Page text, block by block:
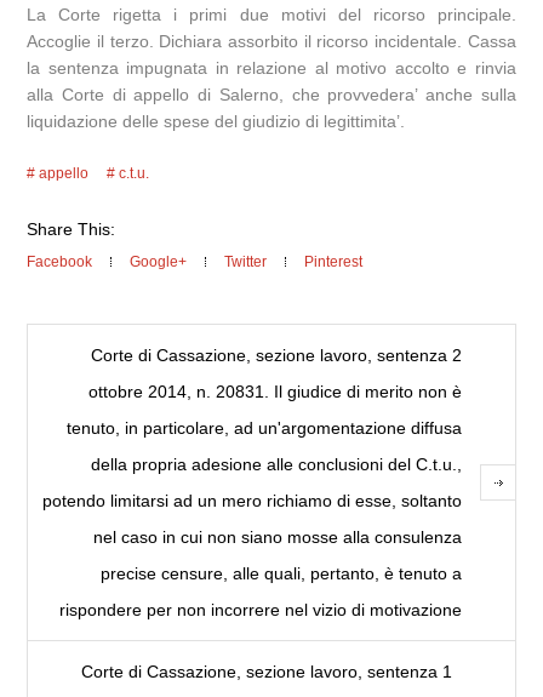
La Corte rigetta i primi due motivi del ricorso principale.
Accoglie il terzo. Dichiara assorbito il ricorso incidentale. Cassa
la sentenza impugnata in relazione al motivo accolto e rinvia
alla Corte di appello di Salerno, che provvedera’ anche sulla
liquidazione delle spese del giudizio di legittimita’.
appello c.t.u.
Share This:
Facebook Google+ Twitter Pinterest
Corte di Cassazione, sezione lavoro, sentenza 2
ottobre 2014, n. 20831. Il giudice di merito non è
tenuto, in particolare, ad un'argomentazione diffusa
della propria adesione alle conclusioni del C.t.u.,
potendo limitarsi ad un mero richiamo di esse, soltanto
nel caso in cui non siano mosse alla consulenza
precise censure, alle quali, pertanto, è tenuto a
rispondere per non incorrere nel vizio di motivazione
Corte di Cassazione, sezione lavoro, sentenza 1